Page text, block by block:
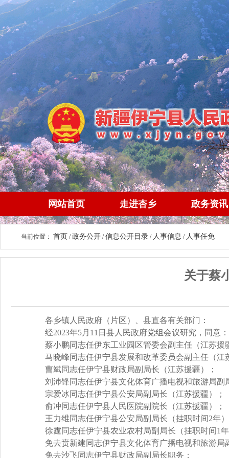
网站首页 走进杏乡 政务资讯
当前位置： 首页 /政务公开 /信息公开目录 / 人事信息 / 人事任免
关于蔡
各乡镇人民政府（片区）、县直各有关部门：
经2023年5月11日县人民政府党组会议研究，同意：
蔡小鹏同志任伊东工业园区管委会副主任（江苏援
马晓峰同志任伊宁县发展和改革委员会副主任（江
曹斌同志任伊宁县财政局副局长（江苏援疆）；
刘沛锋同志任伊宁县文化体育广播电视和旅游局副
宗爱冰同志任伊宁县公安局副局长（江苏援疆）；
俞冲同志任伊宁县人民医院副院长（江苏援疆）；
王力维同志任伊宁县公安局副局长（挂职时间2年
徐霆同志任伊宁县农业农村局副局长（挂职时间1
免去贲新建同志伊宁县文化体育广播电视和旅游局
免去沙飞同志伊宁县财政局副局长职务；